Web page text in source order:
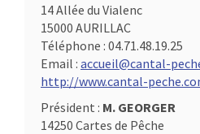
14 Allée du Vialenc
15000 AURILLAC
Téléphone : 04.71.48.19.25
Email : accueil@cantal-
http://www.cantal-
Président : M. GEORGER
14250 Cartes de Pêche